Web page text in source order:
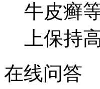
牛皮癣
上保持
在线问答